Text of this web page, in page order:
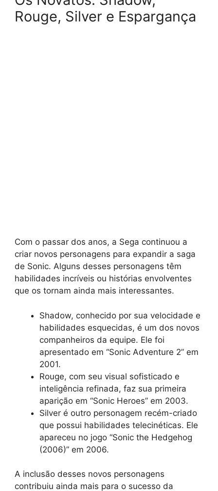
Rouge, Silver e Espargança
Com o passar dos anos, a Sega continuou a
criar novos personagens para expandir a saga
de Sonic. Alguns desses personagens têm
habilidades incríveis ou histórias envolventes
que os tornam ainda mais interessantes.
Shadow, conhecido por sua velocidade e
habilidades esquecidas, é um dos novos
companheiros da equipe. Ele foi
apresentado em “Sonic Adventure 2” em
2001.
Rouge, com seu visual sofisticado e
inteligência refinada, faz sua primeira
aparição em “Sonic Heroes” em 2003.
Silver é outro personagem recém-criado
que possui habilidades telecinéticas. Ele
apareceu no jogo “Sonic the Hedgehog
(2006)” em 2006.
A inclusão desses novos personagens
contribuiu ainda mais para o sucesso da